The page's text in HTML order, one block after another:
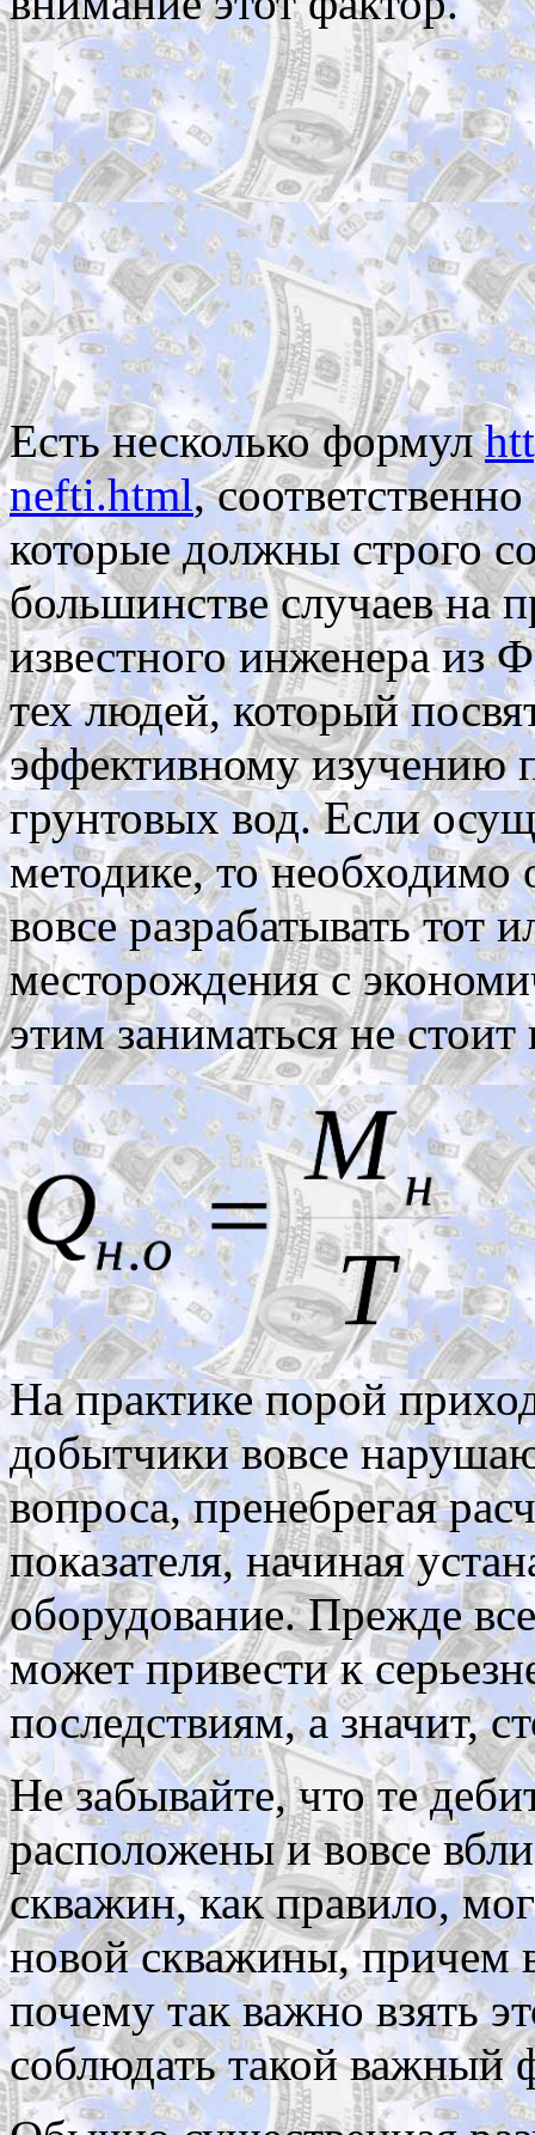
Есть несколько формул
nefti.html,
которые должны строго
большинстве случаев на
известного инженера
тех людей, который
эффективному изучению
грунтовых вод. Если
методике, то необходимо
вовсе разрабатывать тот
месторождения с
этим заниматься не стоит
На практике порой
добытчики вовсе
вопроса, пренебрегая
показателя, начиная
оборудование. Прежде
может привести к
последствиям, а значит,
Не забывайте, что те
расположены и вовсе
скважин, как правило,
новой скважины, причем
почему так важно взять
соблюдать такой важный